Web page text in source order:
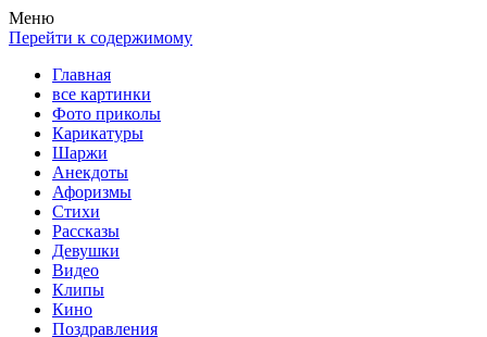
Весела хата — прикольные картинки, смешные истории, клипы!
Покажем всем ваши фото приколы, карикатуры, шаржи, стихи,
Меню
Перейти к содержимому
Главная
все картинки
Фото приколы
Карикатуры
Шаржи
Анекдоты
Афоризмы
Стихи
Рассказы
Девушки
Видео
Клипы
Кино
Поздравления